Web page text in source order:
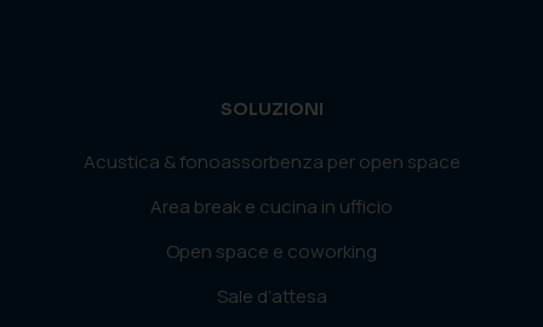
SOLUZIONI
Acustica & fonoassorbenza per open space
Area break e cucina in ufficio
Open space e coworking
Sale d’attesa